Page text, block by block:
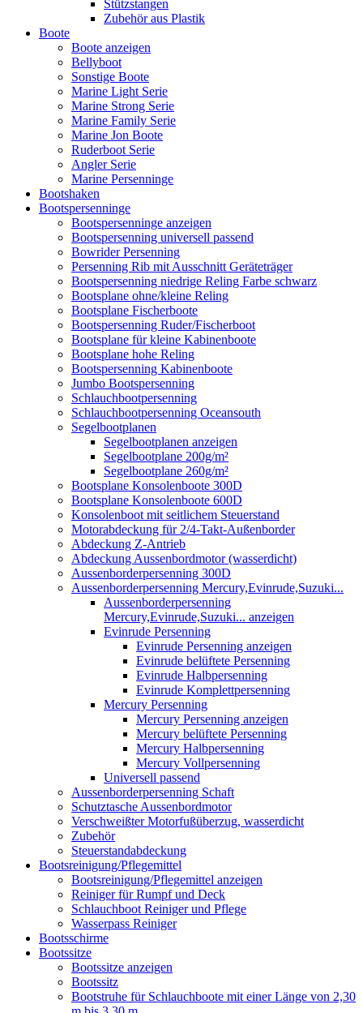
Stützstangen
Zubehör aus Plastik
Boote
Boote anzeigen
Bellyboot
Sonstige Boote
Marine Light Serie
Marine Strong Serie
Marine Family Serie
Marine Jon Boote
Ruderboot Serie
Angler Serie
Marine Persenninge
Bootshaken
Bootspersenninge
Bootspersenninge anzeigen
Bootspersenning universell passend
Bowrider Persenning
Persenning Rib mit Ausschnitt Geräteträger
Bootspersenning niedrige Reling Farbe schwarz
Bootsplane ohne/kleine Reling
Bootsplane Fischerboote
Bootspersenning Ruder/Fischerboot
Bootsplane für kleine Kabinenboote
Bootsplane hohe Reling
Bootspersenning Kabinenboote
Jumbo Bootspersenning
Schlauchbootpersenning
Schlauchbootpersenning Oceansouth
Segelbootplanen
Segelbootplanen anzeigen
Segelbootplane 200g/m²
Segelbootplane 260g/m²
Bootsplane Konsolenboote 300D
Bootsplane Konsolenboote 600D
Konsolenboot mit seitlichem Steuerstand
Motorabdeckung für 2/4-Takt-Außenborder
Abdeckung Z-Antrieb
Abdeckung Aussenbordmotor (wasserdicht)
Aussenborderpersenning 300D
Aussenborderpersenning Mercury,Evinrude,Suzuki...
Aussenborderpersenning
Mercury,Evinrude,Suzuki... anzeigen
Evinrude Persenning
Evinrude Persenning anzeigen
Evinrude belüftete Persenning
Evinrude Halbpersenning
Evinrude Komplettpersenning
Mercury Persenning
Mercury Persenning anzeigen
Mercury belüftete Persenning
Mercury Halbpersenning
Mercury Vollpersenning
Universell passend
Aussenborderpersenning Schaft
Schutztasche Aussenbordmotor
Verschweißter Motorfußüberzug, wasserdicht
Zubehör
Steuerstandabdeckung
Bootsreinigung/Pflegemittel
Bootsreinigung/Pflegemittel anzeigen
Reiniger für Rumpf und Deck
Schlauchboot Reiniger und Pflege
Wasserpass Reiniger
Bootsschirme
Bootssitze
Bootssitze anzeigen
Bootssitz
Bootstruhe für Schlauchboote mit einer Länge von 2,30